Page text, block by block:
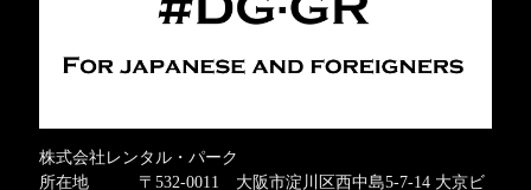
株式会社レンタル・パーク
所在地 〒532-0011 大阪市淀川区西中島5-7-14 大京ビ